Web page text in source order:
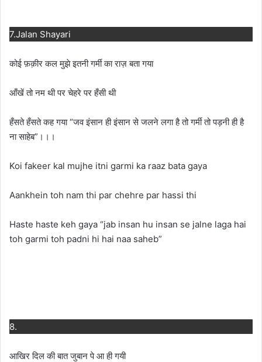
7.Jalan Shayari
कोई फ़क़ीर कल मुझे इतनी गर्मी का राज़ बता गया
आँखें तो नम थी पर चेहरे पर हँसी थी
हँसते हँसते कह गया “जव इंसान ही इंसान से जलने लगा है तो गर्मी तो पड़नी ही है
ना साहेब”।।।
Koi fakeer kal mujhe itni garmi ka raaz bata gaya
Aankhein toh nam thi par chehre par hassi thi
Haste haste keh gaya “jab insan hu insan se jalne laga hai
toh garmi toh padni hi hai naa saheb”
8.
आखिर दिल की बात जुबान पे आ ही गयी